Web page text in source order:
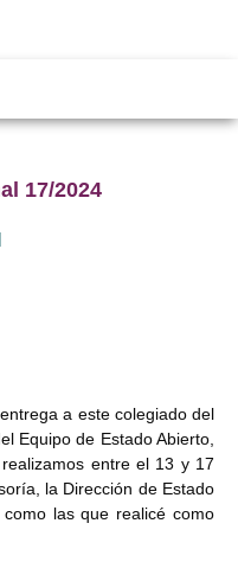
17/2024
a este colegiado del
Equipo de Estado Abierto,
entre el 13 y 17
la Dirección de Estado
las que realicé como